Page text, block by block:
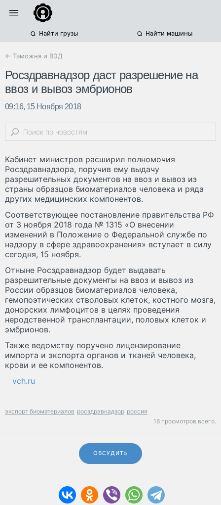
Найти грузы Найти машины
← Таможня и ВЭД
Росздравнадзор даст разрешение на
ввоз и вывоз эмбрионов
09:16, 15 Ноября 2018
Кабинет министров расширил полномочия
Росздравнадзора, поручив ему выдачу
разрешительных документов на ввоз и вывоз из
страны образцов биоматериалов человека и ряда
других медицинских компонентов.
Соответствующее постановление правительства РФ
от 3 ноября 2018 года № 1315 «О внесении
изменений в Положение о Федеральной службе по
надзору в сфере здравоохранения» вступает в силу
сегодня, 15 ноября.
Отныне Росздравнадзор будет выдавать
разрешительные документы на ввоз и вывоз из
России образцов биоматериалов человека,
гемопоэтических стволовых клеток, костного мозга,
донорских лимфоцитов в целях проведения
неродственной трансплантации, половых клеток и
эмбрионов.
Также ведомству поручено лицензирование
импорта и экспорта органов и тканей человека,
крови и ее компонентов.
vch.ru
экспорт биоматериалов росздравнадзор россия
16 просмотров всего.
ОБСУДИТЬ